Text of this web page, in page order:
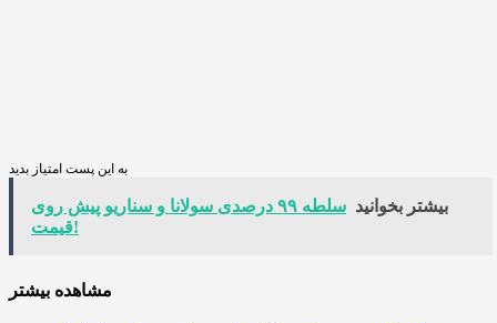
به این پست امتیاز بدید
بیشتر بخوانید
سلطه ۹۹ درصدی سولانا و سناریو پیش روی
قیمت!
مشاهده بیشتر